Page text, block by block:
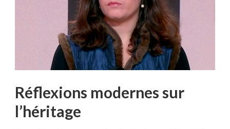
Réflexions modernes sur
l’héritage